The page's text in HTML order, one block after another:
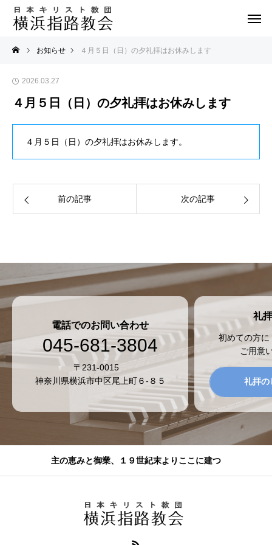
お知らせ ４月５日（日）の夕礼拝はお休みします
2026.03.27
４月５日（日）の夕礼拝はお休みします
４月５日（日）の夕礼拝はお休みします。
前の記事 次の記事
電話でのお問い合わせ
045-681-3804
〒231-0015
神奈川県横浜市中区尾上町６-８５
礼
初めての方
ご用意
礼拝の
主の恵みと御業、１９世紀末よりここに建つ